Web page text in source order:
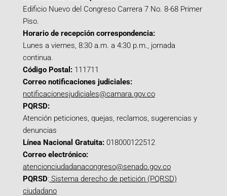
Edificio Nuevo del Congreso Carrera 7 No. 8-68 Primer
Piso.
Horario de recepción correspondencia:
Lunes a viernes, 8:30 a.m. a 4:30 p.m., jornada
continua.
Código Postal: 111711
Correo notificaciones judiciales:
notificacionesjudiciales@camara.gov.co
PQRSD:
Atención peticiones, quejas, reclamos, sugerencias y
denuncias
Línea Nacional Gratuita: 018000122512
Correo electrónico:
atencionciudadanacongreso@senado.gov.co
PQRSD: Sistema derecho de petición (PQRSD)
ciudadano